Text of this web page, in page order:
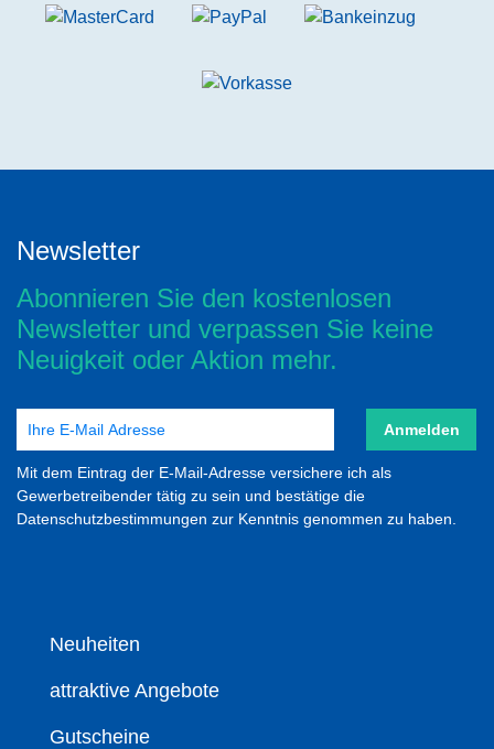
Newsletter
Abonnieren Sie den kostenlosen
Newsletter und verpassen Sie keine
Neuigkeit oder Aktion mehr.
Anmelden
Mit dem Eintrag der E-Mail-Adresse versichere ich als
Gewerbetreibender tätig zu sein und bestätige die
Datenschutzbestimmungen zur Kenntnis genommen zu haben.
Neuheiten
attraktive Angebote
Gutscheine